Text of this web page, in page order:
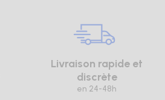
Livraison rapide et
discrète
en 24-48h